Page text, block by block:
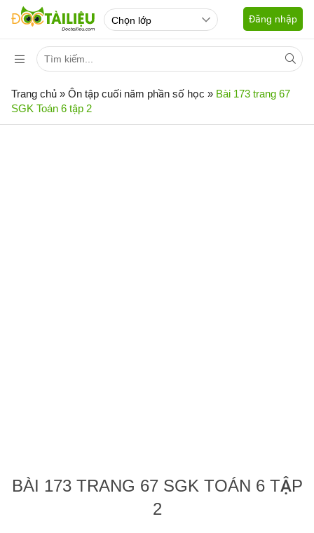
Đăng nhập
Trang chủ » Ôn tập cuối năm phần số học » Bài 173 trang 67
SGK Toán 6 tập 2
BÀI 173 TRANG 67 SGK TOÁN 6 TẬP
2